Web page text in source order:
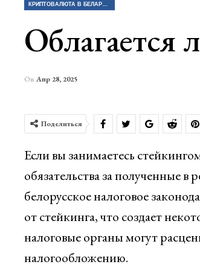
КРИПТОВАЛЮТА В БЕЛАРУСИ: ЗАКОННО ЛИ ПОКУПАТЬ, ПРОДАВАТЬ КРИПТУ?
Облагается
On Апр 28, 2025
Поделиться
Если вы занимаетесь
обязательства за полученные в
белорусское налоговое
от стейкинга, что создает
налоговые органы могут
налогообложению.